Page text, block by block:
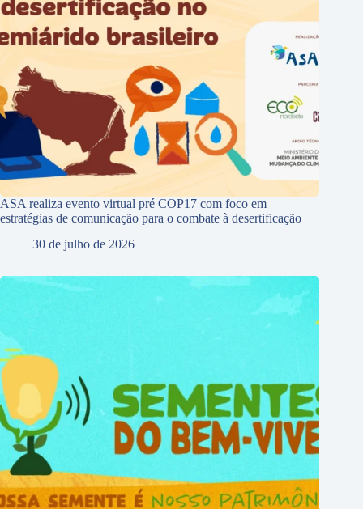
ASA realiza evento virtual pré COP17 com foco em
estratégias de comunicação para o combate à desertificação
30 de julho de 2026